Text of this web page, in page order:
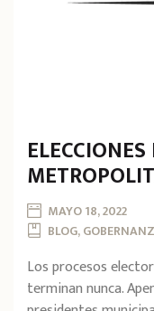
MAYO 18, 2022
BLOG,
Los procesos
terminan nunca.